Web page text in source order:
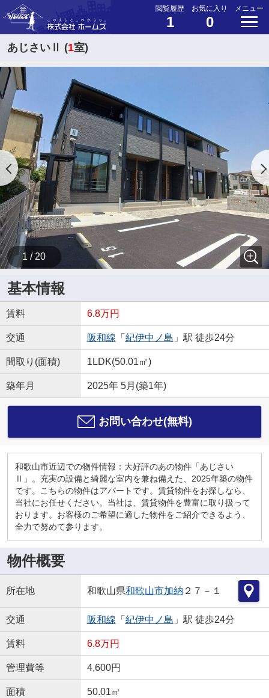
閲覧履歴
1
お気に入り
0
メニュー
あじさいⅡ (1室)
1 / 20
基本情報
賃料 6.8万円
交通 阪和線 「 紀伊中ノ島 」駅 徒歩24分
間取り(面積) 1LDK(50.01㎡)
築年月 2025年 5月(築1年)
お問い合わせ(無料)
和歌山市近辺での物件情報：大好評のあの物件「あじさい
Ⅱ」。充実の設備と綺麗な室内を兼ね備えた、2025年築の物件
です。こちらの物件はアパートです。賃貸物件をお探しなら、
当社にお任せください。当社は、賃貸物件を豊富に取り扱って
おります。お客様のご希望に適した物件をご紹介できるよう、
全力で努めて参ります。
物件概要
所在地 和歌山県和歌山市加納 ２７－１
交通 阪和線 「 紀伊中ノ島 」駅 徒歩24分
賃料 6.8万円
管理費等 4,600円
面積 50.01㎡